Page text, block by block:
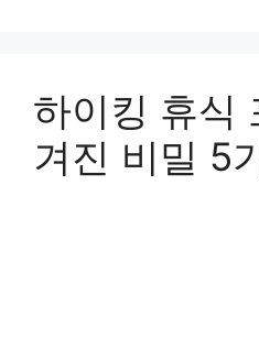
하이킹 휴식
겨진 비밀 5